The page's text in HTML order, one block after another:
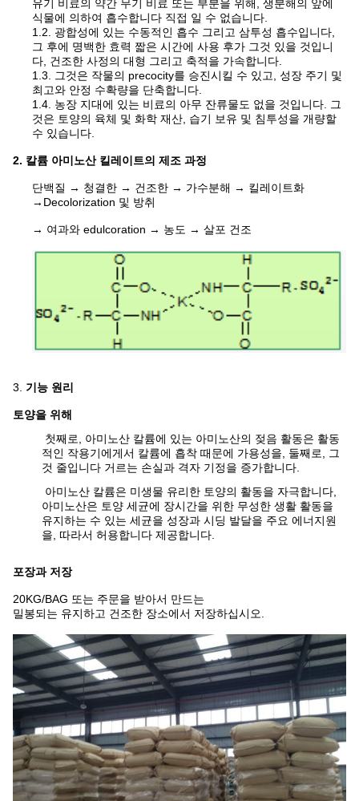
유기 비료의 약간 무기 비료 또는 부분을 위해, 생분해의 앞에
식물에 의하여 흡수합니다 직접 일 수 없습니다.
1.2. 광합성에 있는 수동적인 흡수 그리고 삼투성 흡수입니다,
그 후에 명백한 효력 짧은 시간에 사용 후가 그것 있을 것입니
다, 건조한 사정의 대형 그리고 축적을 가속합니다.
1.3.
그것은 작물의 precocity를 승진시킬 수 있고, 성장 주기 및
최고와 안정 수확량을 단축합니다.
1.4. 농장 지대에 있는 비료의 아무 잔류물도 없을 것입니다. 그
것은 토양의 육체 및 화학 재산, 습기 보유 및 침투성을 개량할
수 있습니다.
2. 칼륨 아미노산 킬레이트의 제조 과정
단백질 → 청결한 → 건조한 → 가수분해 → 킬레이트화
→Decolorization 및 방취
→ 여과와 edulcoration → 농도 → 살포 건조
3. 기능 원리
토양을 위해
첫째로, 아미노산 칼륨에 있는 아미노산의 젖음 활동은 활동
적인 작용기에게서 칼륨에 흡착 때문에 가용성을, 둘째로, 그
것 줄입니다 거르는 손실과 격자 기정을 증가합니다.
아미노산 칼륨은 미생물 유리한 토양의 활동을 자극합니다,
아미노산은 토양 세균에 장시간을 위한 무성한 생활 활동을
유지하는 수 있는 세균을 성장과 시딩 발달을 주요 에너지원
을, 따라서 허용합니다 제공합니다.
포장과 저장
20KG/BAG 또는 주문을 받아서 만드는
밀봉되는 유지하고 건조한 장소에서 저장하십시오.